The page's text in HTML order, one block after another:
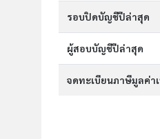
รอบปิดบัญชีปีล่าสุด
ผู้สอบบัญชีปีล่าสุด
จดทะเบียนภาษีมูลค่า